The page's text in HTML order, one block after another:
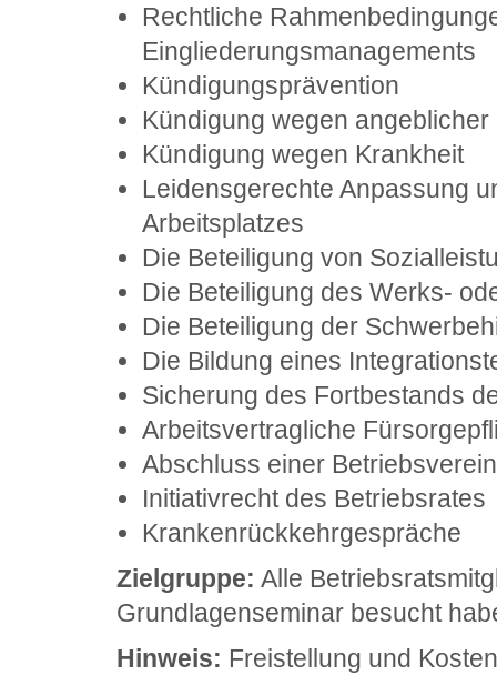
Rechtliche
Eingliederungsmanagements
Kündigungsprävention
Kündigung wegen
Kündigung wegen Krankheit
Leidensgerechte Anpassung
Arbeitsplatzes
Die Beteiligung von
Die Beteiligung des Werks-
Die Beteiligung der
Die Bildung eines
Sicherung des Fortbestands
Arbeitsvertragliche
Abschluss einer
Initiativrecht des Betriebsrates
Krankenrückkehrgespräche
Zielgruppe: Alle
Grundlagenseminar besucht
Hinweis: Freistellung und